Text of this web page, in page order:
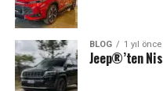
BLOG 1 yıl önce
Jeep®’ten